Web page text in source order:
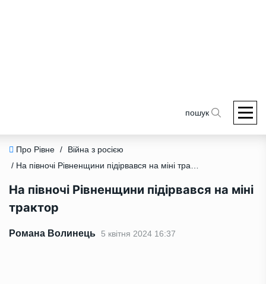
пошук
Про Рівне /
Війна з росією
/ На півночі Рівненщини підірвався на міні трактор
На півночі Рівненщини підірвався на міні
трактор
Романа Волинець 5 квітня 2024 16:37